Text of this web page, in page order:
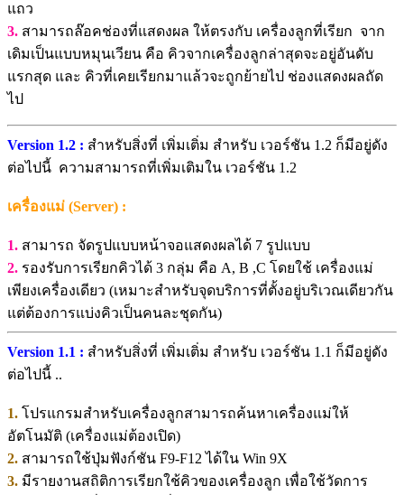
แถว
3. สามารถล๊อคช่องที่แสดงผล ให้ตรงกับ เครื่องลูกที่เรียก จาก
เดิมเป็นแบบหมุนเวียน คือ คิวจากเครื่องลูกล่าสุดจะอยู่อันดับ
แรกสุด และ คิวที่เคยเรียกมาแล้วจะถูกย้ายไป ช่องแสดงผลถัด
ไป
Version 1.2 : สำหรับสิ่งที่ เพิ่มเติ่ม สำหรับ เวอร์ชัน 1.2 ก็มีอยู่ดัง
ต่อไปนี้ ความสามารถที่เพิ่มเติมใน เวอร์ชัน 1.2
เครื่องแม่ (Server) :
1. สามารถ จัดรูปแบบหน้าจอแสดงผลได้ 7 รูปแบบ
2. รองรับการเรียกคิวได้ 3 กลุ่ม คือ A, B ,C โดยใช้ เครื่องแม่
เพียงเครื่องเดียว (เหมาะสำหรับจุดบริการที่ตั้งอยู่บริเวณเดียวกัน
แต่ต้องการแบ่งคิวเป็นคนละชุดกัน)
Version 1.1 : สำหรับสิ่งที่ เพิ่มเติ่ม สำหรับ เวอร์ชัน 1.1 ก็มีอยู่ดัง
ต่อไปนี้ ..
1. โปรแกรมสำหรับเครื่องลูกสามารถค้นหาเครื่องแม่ให้
อัตโนมัติ (เครื่องแม่ต้องเปิด)
2. สามารถใช้ปุ่มฟังก์ชัน F9-F12 ได้ใน Win 9X
3. มีรายงานสถิติการเรียกใช้คิวของเครื่องลูก เพื่อใช้วัดการ